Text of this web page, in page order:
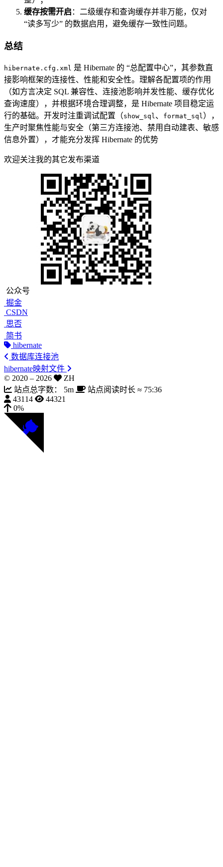
缓存按需开启 ：二级缓存和查询缓存并非万能，仅对
“读多写少” 的数据启用，避免缓存一致性问题。
总结
hibernate.cfg.xml 是 Hibernate 的 “总配置中心”，其参数直
接影响框架的连接性、性能和安全性。理解各配置项的作用
（如方言决定 SQL 兼容性、连接池影响并发性能、缓存优化
查询速度），并根据环境合理调整，是 Hibernate 项目稳定运
行的基础。开发时注重调试配置（show_sql、 format_sql），
生产时聚焦性能与安全（第三方连接池、禁用自动建表、敏感
信息外置），才能充分发挥 Hibernate 的优势
欢迎关注我的其它发布渠道
公众号
掘金
CSDN
思否
简书
hibernate
数据库连接池
hibernate映射文件
© 2020 – 2026
ZH
站点总字数：
5m 站点阅读时长 ≈ 75:36
43114
44321
0%